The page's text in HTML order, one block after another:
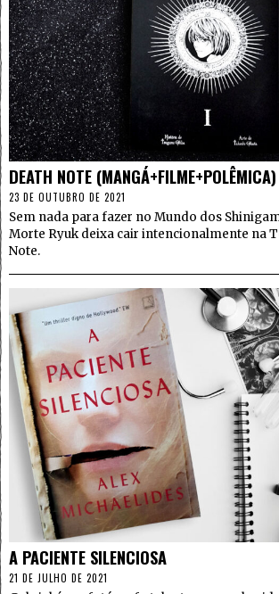
DEATH NOTE (MANGÁ+FILME+POLÊMICA)
23 DE OUTUBRO DE 2021
Sem nada para fazer no Mundo dos
Morte Ryuk deixa cair intencionalmente na
Note.
A PACIENTE SILENCIOSA
21 DE JULHO DE 2021